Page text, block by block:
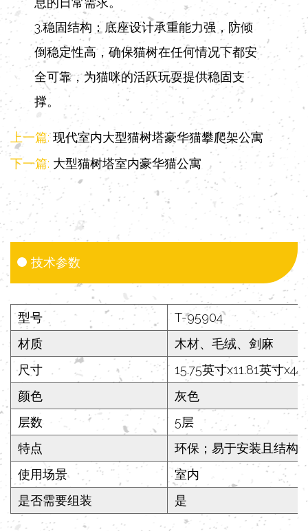
3.稳固结构：底座设计承重能力强，防倾
倒稳定性高，确保猫树在任何情况下都安
全可靠，为猫咪的活跃玩耍提供稳固支
撑。
上一篇:现代室内大型猫树塔豪华猫攀爬架公寓
下一篇: 大型猫树塔室内豪华猫公寓
技术参数
型号
T-95904
材质
木材、毛绒、剑麻
尺寸
15.75英寸x11.81英寸
颜色
灰色
层数
5层
特点
环保；易于安装且结构
使用场景
室内
是否需要组装
是